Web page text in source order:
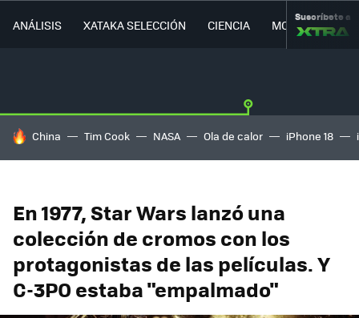
ANÁLISIS XATAKA SELECCIÓN CIENCIA MOVILIDAD
Suscríbete a
HOY SE HABLA DE
China Tim Cook NASA Ola de calor iPhone 18
En 1977, Star Wars lanzó una
colección de cromos con los
protagonistas de las películas. Y
C-3PO estaba "empalmado"